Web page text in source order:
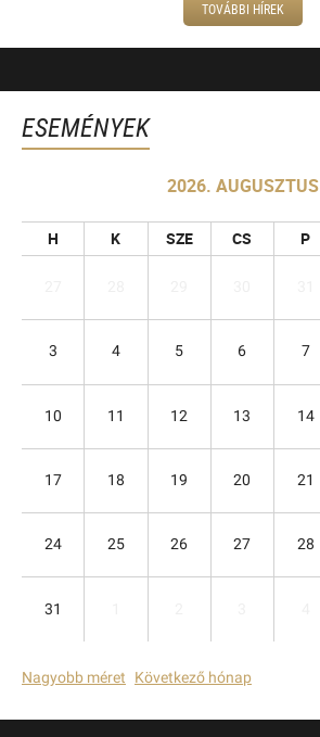
TOVÁBBI HÍREK
ESEMÉNYEK
2026. AUGUSZTUS
H K SZE CS P
3 4 5 6 7
10 11 12 13 14
17 18 19 20 21
24 25 26 27 28
31
Nagyobb méret Következő hónap